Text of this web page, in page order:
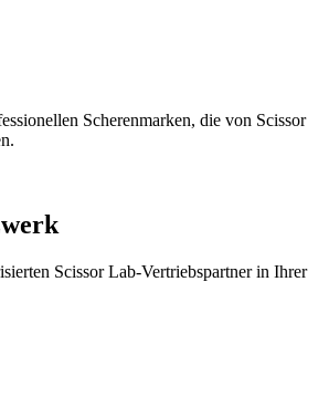
Scherenmarken, die von Scissor
Scissor Lab-Vertriebspartner in Ihrer